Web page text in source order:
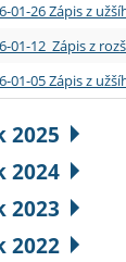
01-26 Zápis z
01-12 Zápis z
01-05 Zápis z
2025
2024
2023
2022